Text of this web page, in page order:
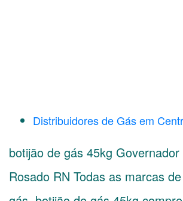
Distribuidores de Gás em
botijão de gás 45kg
Rosado RN Todas as marcas